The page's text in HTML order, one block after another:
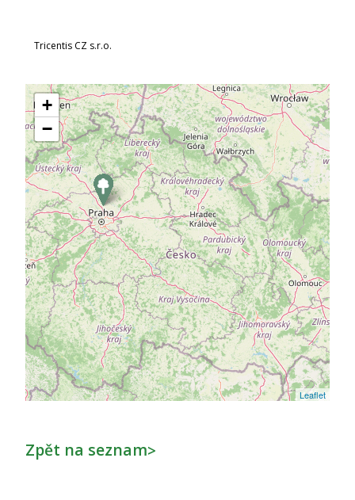
Tricentis CZ s.r.o.
+
−
Leaflet
Zpět na seznam>